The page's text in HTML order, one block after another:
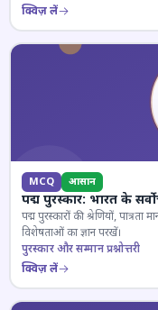
क्विज़ लें
MCQ आसान
पद्म पुरस्कार: भारत के
पद्म पुरस्कारों की श्रेणियों,
विशेषताओं का ज्ञान परखें।
पुरस्कार और सम्मान प्रश्नोत्तरी
क्विज़ लें